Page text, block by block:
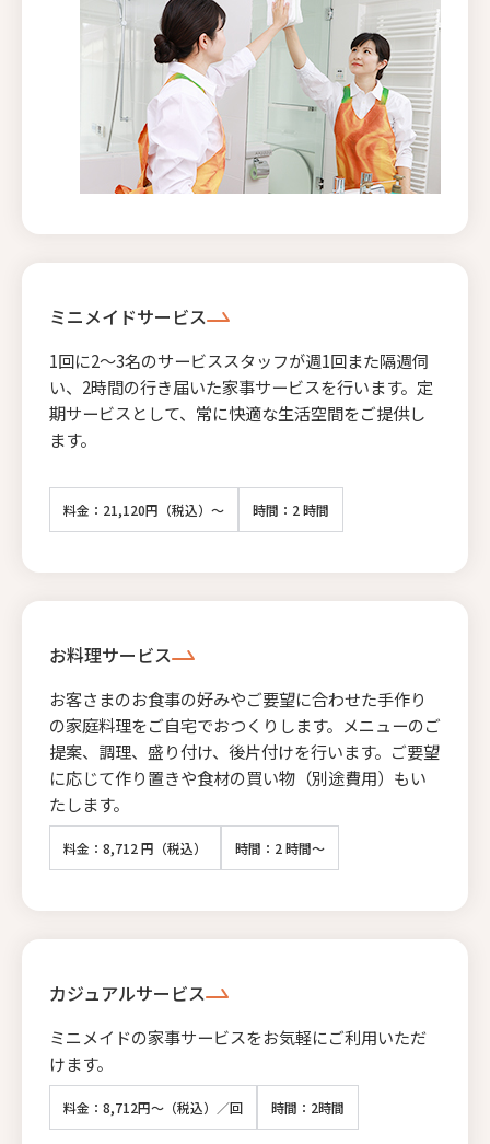
ミニメイドサービス
1回に2〜3名のサービススタッフが週1回また隔週伺
い、2時間の行き届いた家事サービスを行います。定
期サービスとして、常に快適な生活空間をご提供し
ます。
料金：21,120円（税込）～ 時間：2 時間
お料理サービス
お客さまのお食事の好みやご要望に合わせた手作り
の家庭料理をご自宅でおつくりします。メニューのご
提案、調理、盛り付け、後片付けを行います。ご要望
に応じて作り置きや食材の買い物（別途費用）もい
たします。
料金：8,712 円（税込） 時間：2 時間～
カジュアルサービス
ミニメイドの家事サービスをお気軽にご利用いただ
けます。
料金：8,712円～（税込）／回 時間：2時間